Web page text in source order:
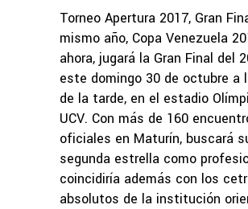
Torneo Apertura 2017, Gran
mismo año, Copa Venezuela
ahora, jugará la Gran Final del
este domingo 30 de octubre a
de la tarde, en el estadio
UCV. Con más de 160
oficiales en Maturín, buscará
segunda estrella como
coincidiría además con los
absolutos de la institución